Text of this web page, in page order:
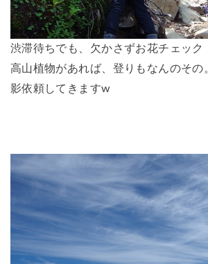
渋滞待ちでも、欠かさずお花チェック
高山植物があれば、登りもなんのその
影依頼してきますw